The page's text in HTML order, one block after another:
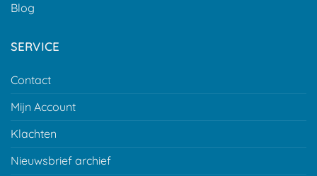
Blog
SERVICE
Contact
Mijn Account
Klachten
Nieuwsbrief archief